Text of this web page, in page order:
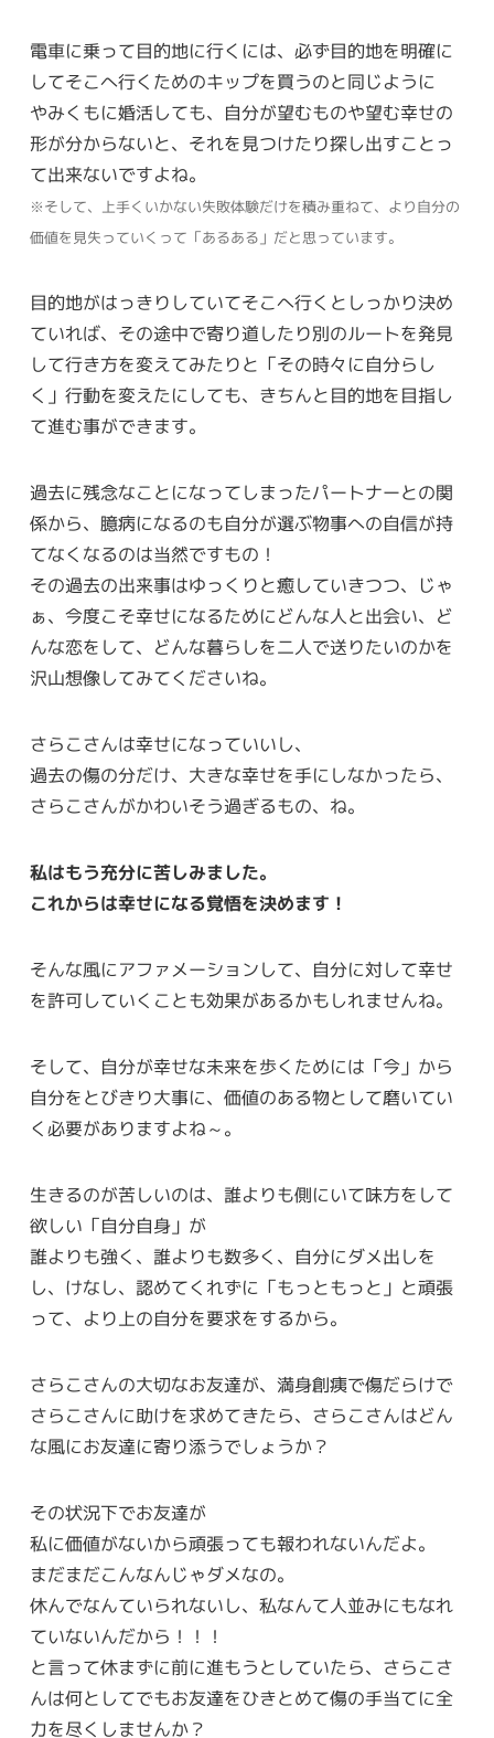
電車に乗って目的地に行くには、必ず目的地を明確に
してそこへ行くためのキップを買うのと同じように
やみくもに婚活しても、自分が望むものや望む幸せの
形が分からないと、それを見つけたり探し出すことっ
て出来ないですよね。
※そして、上手くいかない失敗体験だけを積み重ねて、より自分の
価値を見失っていくって「あるある」だと思っています。
目的地がはっきりしていてそこへ行くとしっかり決め
ていれば、その途中で寄り道したり別のルートを発見
して行き方を変えてみたりと「その時々に自分らし
く」行動を変えたにしても、きちんと目的地を目指し
て進む事ができます。
過去に残念なことになってしまったパートナーとの関
係から、臆病になるのも自分が選ぶ物事への自信が持
てなくなるのは当然ですもの！
その過去の出来事はゆっくりと癒していきつつ、じゃ
ぁ、今度こそ幸せになるためにどんな人と出会い、ど
んな恋をして、どんな暮らしを二人で送りたいのかを
沢山想像してみてくださいね。
さらこさんは幸せになっていいし、
過去の傷の分だけ、大きな幸せを手にしなかったら、
さらこさんがかわいそう過ぎるもの、ね。
私はもう充分に苦しみました。
これからは幸せになる覚悟を決めます！
そんな風にアファメーションして、自分に対して幸せ
を許可していくことも効果があるかもしれませんね。
そして、自分が幸せな未来を歩くためには「今」から
自分をとびきり大事に、価値のある物として磨いてい
く必要がありますよね～。
生きるのが苦しいのは、誰よりも側にいて味方をして
欲しい「自分自身」が
誰よりも強く、誰よりも数多く、自分にダメ出しを
し、けなし、認めてくれずに「もっともっと」と頑張
って、より上の自分を要求をするから。
さらこさんの大切なお友達が、満身創痍で傷だらけで
さらこさんに助けを求めてきたら、さらこさんはどん
な風にお友達に寄り添うでしょうか？
その状況下でお友達が
私に価値がないから頑張っても報われないんだよ。
まだまだこんなんじゃダメなの。
休んでなんていられないし、私なんて人並みにもなれ
ていないんだから！！！
と言って休まずに前に進もうとしていたら、さらこさ
んは何としてでもお友達をひきとめて傷の手当てに全
力を尽くしませんか？